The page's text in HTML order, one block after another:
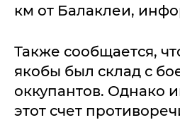
км от Балаклеи,
Также сообщается,
якобы был склад с
оккупантов. Однако
этот счет